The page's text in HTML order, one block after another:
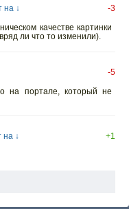
на ↓
-3
качестве картинки
ли что то изменили).
-5
на портале, который не
на ↓
+1